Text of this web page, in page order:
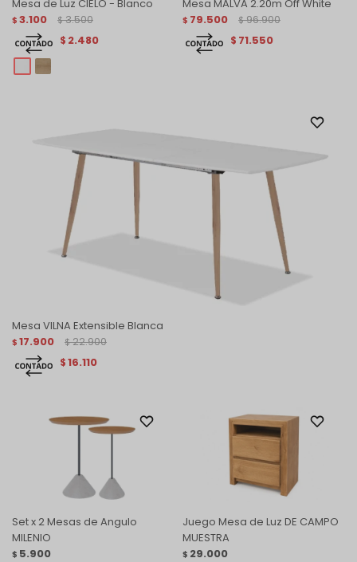
Mesa de Luz CIELO - Blanco
$ 3.100 $ 3.500
$ 2.480
Mesa MALVA 2.20m Off White
$ 79.500 $ 96.900
$ 71.550
Mesa VILNA Extensible Blanca
$ 17.900 $ 22.900
$16.110
Set x 2 Mesas de Angulo
MILENIO
$ 5.900
Juego Mesa de Luz DE CAMPO
MUESTRA
$ 29.000